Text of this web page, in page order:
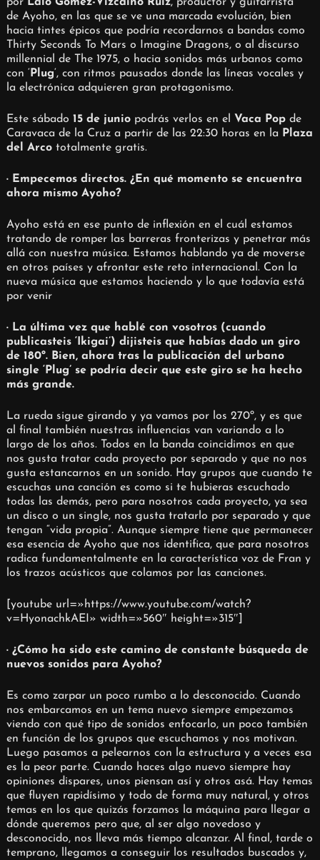
de Ayoho, en las que se ve una marcada evolución, bien
hacia tintes épicos que podría recordarnos a bandas como
Thirty Seconds To Mars o Imagine Dragons, o al discurso
millennial de The 1975, o hacia sonidos más urbanos como
con ‘ Plug‘, con ritmos pausados donde las líneas vocales y
la electrónica adquieren gran protagonismo.
Este sábado 15 de juniopodrás verlos en el Vaca Popde
Caravaca de la Cruz a partir de las 22:30 horas en la Plaza
del Arcototalmente gratis.
· Empecemos directos. ¿En qué momento se encuentra
ahora mismo Ayoho?
Ayoho está en ese punto de inflexión en el cuál estamos
tratando de romper las barreras fronterizas y penetrar más
allá con nuestra música. Estamos hablando ya de moverse
en otros países y afrontar este reto internacional. Con la
nueva música que estamos haciendo y lo que todavía está
por venir
· La última vez que hablé con vosotros (cuando
publicasteis ‘Ikigai’) dijisteis que habías dado un giro
de 180º. Bien, ahora tras la publicación del urbano
single ‘Plug’ se podría decir que este giro se ha hecho
más grande.
La rueda sigue girando y ya vamos por los 270º, y es que
al final también nuestras influencias van variando a lo
largo de los años. Todos en la banda coincidimos en que
nos gusta tratar cada proyecto por separado y que no nos
gusta estancarnos en un sonido. Hay grupos que cuando te
escuchas una canción es como si te hubieras escuchado
todas las demás, pero para nosotros cada proyecto, ya sea
un disco o un single, nos gusta tratarlo por separado y que
tengan “vida propia”. Aunque siempre tiene que permanecer
esa esencia de Ayoho que nos identifica, que para nosotros
radica fundamentalmente en la característica voz de Fran y
los trazos acústicos que colamos por las canciones.
[youtube url=»https://www.youtube.com/watch?
v=HyonachkAEI» width=»560″ height=»315″]
· ¿Cómo ha sido este camino de constante búsqueda de
nuevos sonidos para Ayoho?
Es como zarpar un poco rumbo a lo desconocido. Cuando
nos embarcamos en un tema nuevo siempre empezamos
viendo con qué tipo de sonidos enfocarlo, un poco también
en función de los grupos que escuchamos y nos motivan.
Luego pasamos a pelearnos con la estructura y a veces esa
es la peor parte. Cuando haces algo nuevo siempre hay
opiniones dispares, unos piensan así y otros asá. Hay temas
que fluyen rapidísimo y todo de forma muy natural, y otros
temas en los que quizás forzamos la máquina para llegar a
dónde queremos pero que, al ser algo novedoso y
desconocido, nos lleva más tiempo alcanzar. Al final, tarde o
temprano, llegamos a conseguir los resultados buscados y,